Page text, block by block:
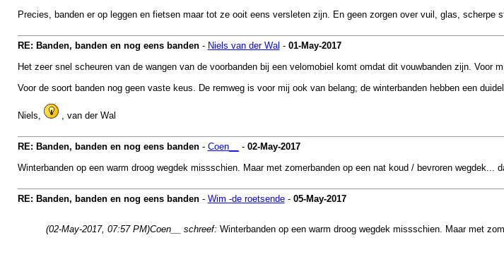
Precies, banden er op leggen en fietsen maar tot ze ooit eens versleten zijn. En geen zorgen over vuil, glas, scherpe
RE: Banden, banden en nog eens banden- Niels van der Wal - 01-May-2017
Het zeer snel scheuren van de wangen van de voorbanden bij een velomobiel komt omdat dit vouwbanden zijn. Voor
Voor de soort banden nog geen vaste keus. De remweg is voor mij ook van belang; de winterbanden hebben een
Niels, , van der Wal
RE: Banden, banden en nog eens banden- Coen__ - 02-May-2017
Winterbanden op een warm droog wegdek missschien. Maar met zomerbanden op een nat koud / bevroren wegdek...
RE: Banden, banden en nog eens banden- Wim -de roetsende- 05-May-2017
(02-May-2017, 07:57 PM)Coen__ schreef: Winterbanden op een warm droog wegdek missschien. Maar met